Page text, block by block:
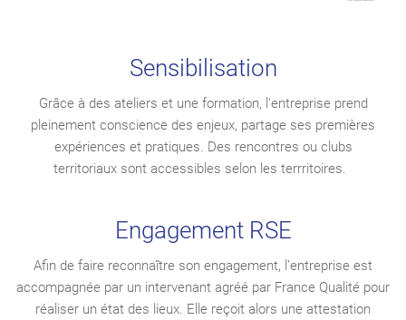
Sensibilisation
Grâce à des ateliers et une formation, l'entreprise prend
pleinement conscience des enjeux, partage ses premières
expériences et pratiques. Des rencontres ou clubs
territoriaux sont accessibles selon les terrritoires.
Engagement RSE
Afin de faire reconnaître son engagement, l’entreprise est
accompagnée par un intervenant agréé par France Qualité pour
réaliser un état des lieux. Elle reçoit alors une attestation